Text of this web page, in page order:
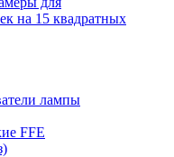
на 15 квадратных
лампы
FFE